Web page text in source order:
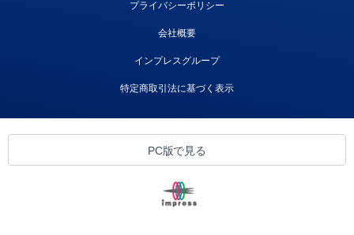
プライバシーポリシー
会社概要
インプレスグループ
特定商取引法に基づく表示
PC版で見る